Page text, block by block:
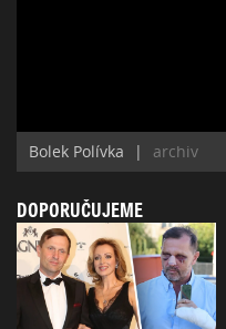
Bolek Polívka | archiv
DOPORUČUJEME